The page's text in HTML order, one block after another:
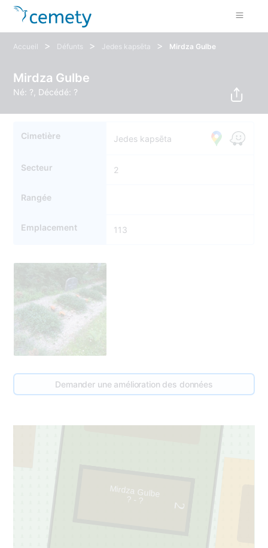
Accueil > Défunts > Jedes kapsēta > Mirdza Gulbe
Mirdza Gulbe
Né: ?, Décédé: ?
Cimetière Jedes kapsēta
Secteur 2
Rangée
Emplacement 113
Demander une amélioration des données
95
2
Mirdza Gulbe
? - ?